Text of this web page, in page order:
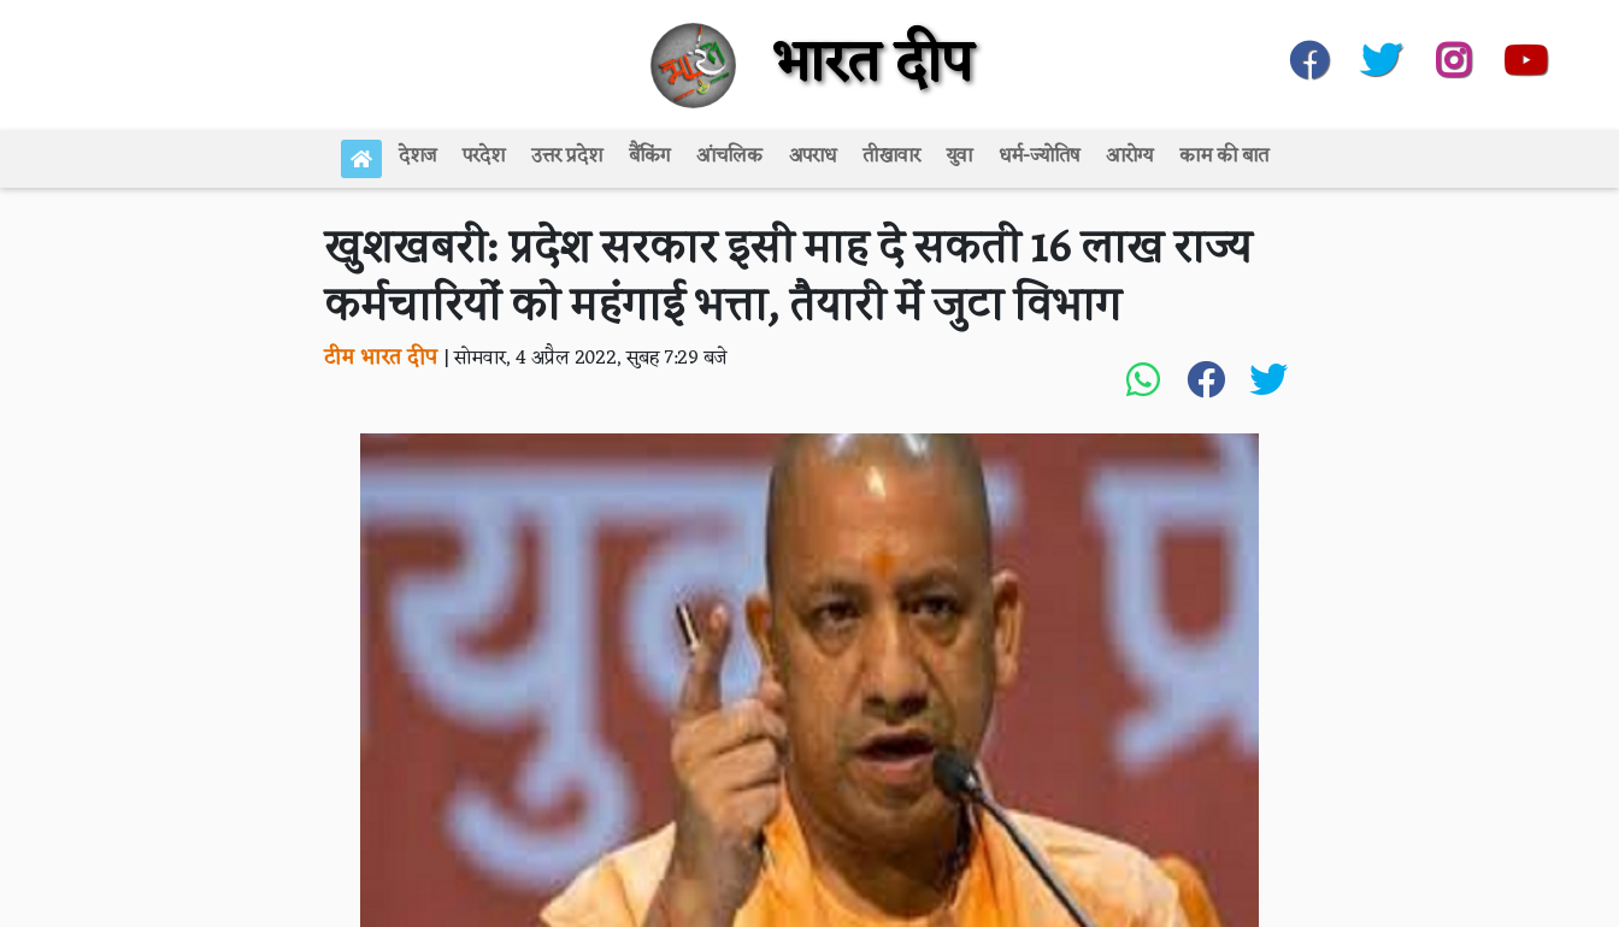
भारत दीप
देशज परदेश उत्तर प्रदेश बैंकिंग आंचलिक अपराध तीखावार युवा धर्म-ज्योतिष आरोग्य काम की बात
खुशखबरी: प्रदेश सरकार इसी माह दे सकती 16 लाख राज्य
कर्मचारियों को महंगाई भत्ता, तैयारी में जुटा विभाग
टीम भारत दीप |सोमवार, 4 अप्रैल 2022, सुबह 7:29 बजे